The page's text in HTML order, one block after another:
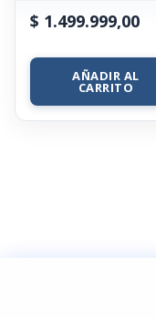
$ 1.499.999,00
AÑADIR AL
CARRITO